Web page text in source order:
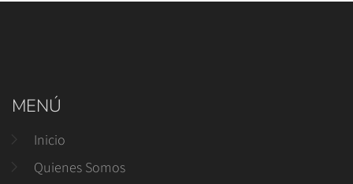
MENÚ
Inicio
Quienes Somos